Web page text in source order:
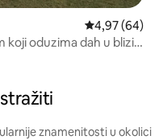
Prosječna
4,97 (64)
koji oduzima dah u blizini
znamenitosti u okolici